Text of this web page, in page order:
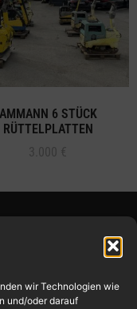
wir Technologien wie
und/oder darauf
AMMANN 6 STÜCK
RÜTTELPLATTEN